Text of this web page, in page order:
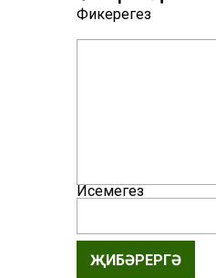
Фикерегез
Исемегез
ҖИБӘРЕРГӘ